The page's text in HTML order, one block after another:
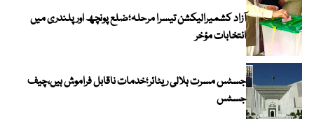
آزاد کشمیرالیکشن تیسرا مرحلہ؛ضلع پونچھ اور پلندری میں
انتخابات مؤخر
جسٹس مسرت ہلالی ریٹائر؛خدمات ناقابل فراموش ہیں،چیف
جسٹس